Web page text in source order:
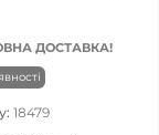
ДОСТАВКА!
18479